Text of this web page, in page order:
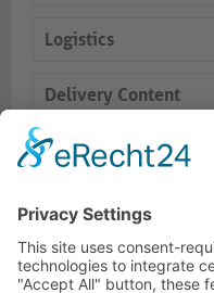
Logistics
Delivery Content
Dokumente
Prodotti simili